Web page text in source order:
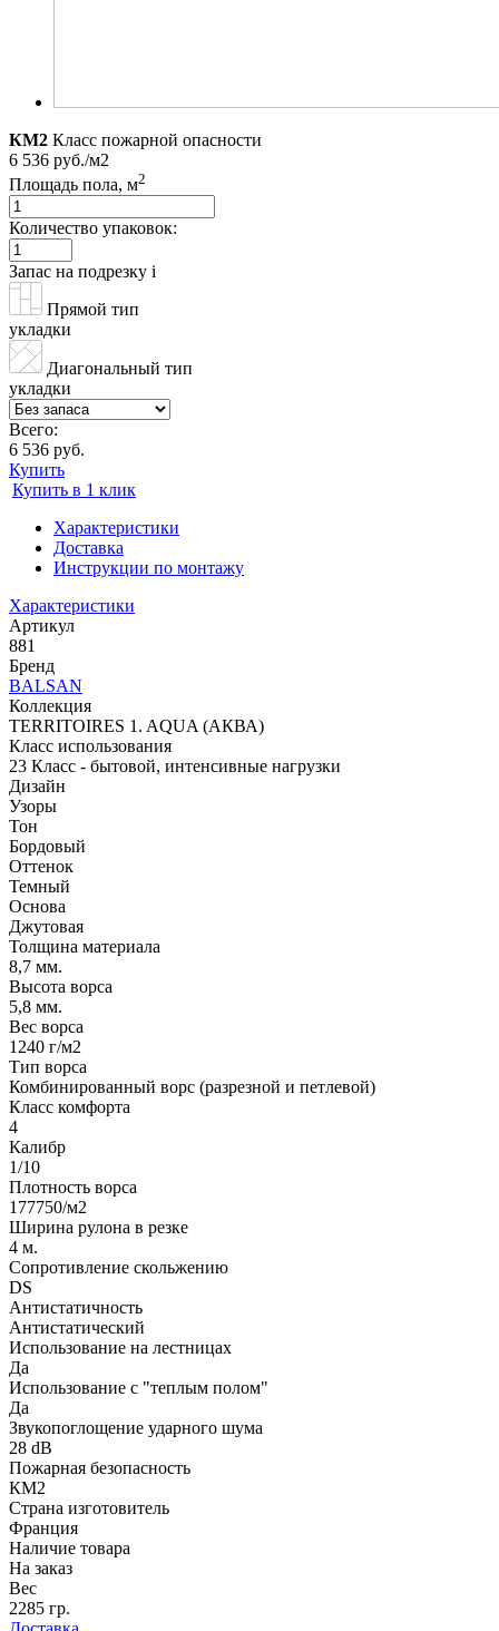
КМ2 Класс пожарной опасности
6 536 руб./м2
Площадь пола, м2
Количество упаковок:
Запас на подрезку i
Прямой тип
укладки
Диагональный тип
укладки
Всего:
6 536 руб.
Купить
Купить в 1 клик
Характеристики
Доставка
Инструкции по монтажу
Характеристики
Артикул
881
Бренд
BALSAN
Коллекция
TERRITOIRES 1. AQUA (АКВА)
Класс использования
23 Класс - бытовой, интенсивные нагрузки
Дизайн
Узоры
Тон
Бордовый
Оттенок
Темный
Основа
Джутовая
Толщина материала
8,7 мм.
Высота ворса
5,8 мм.
Вес ворса
1240 г/м2
Тип ворса
Комбинированный ворс (разрезной и петлевой)
Класс комфорта
4
Калибр
1/10
Плотность ворса
177750/м2
Ширина рулона в резке
4 м.
Сопротивление скольжению
DS
Антистатичность
Антистатический
Использование на лестницах
Да
Использование с "теплым полом"
Да
Звукопоглощение ударного шума
28 dB
Пожарная безопасность
КМ2
Страна изготовитель
Франция
Наличие товара
На заказ
Вес
2285 гр.